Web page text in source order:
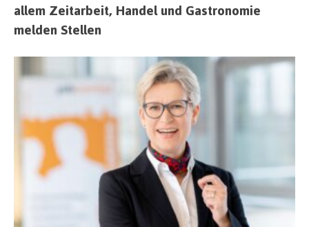
allem Zeitarbeit, Handel und Gastronomie
melden Stellen